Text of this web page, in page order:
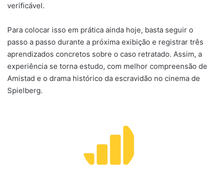
verificável.
Para colocar isso em prática ainda hoje, basta seguir o
passo a passo durante a próxima exibição e registrar três
aprendizados concretos sobre o caso retratado. Assim, a
experiência se torna estudo, com melhor compreensão de
Amistad e o drama histórico da escravidão no cinema de
Spielberg.